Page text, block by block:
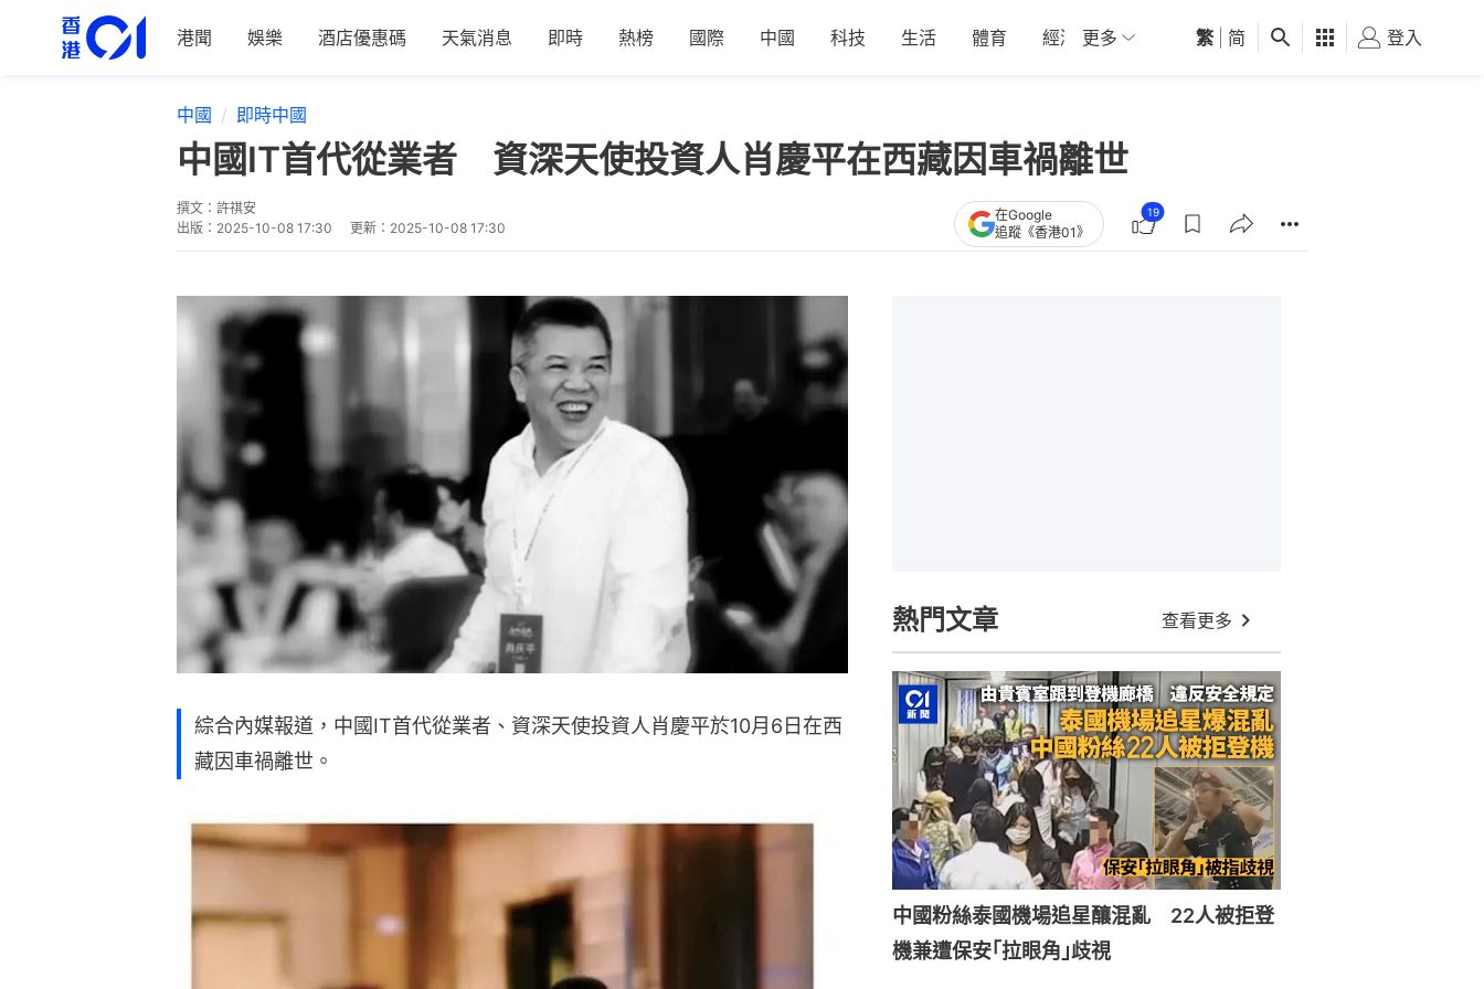
港聞 娛樂 酒店優惠碼 天氣消息 即時 熱榜 國際 中國 科技 生活 體育 經濟 01深圳 觀點 健康 好食玩飛
更多 繁 简 登入
中國 即時中國
中國IT首代從業者 資深天使投資人肖慶平在西藏因車禍離世
撰文： 許祺安
出版： 2025-10-08 17:30 更新： 2025-10-08 17:30
在Google
追蹤《香港01》
19
綜合內媒報道，中國IT首代從業者、資深天使投資人肖慶平於10月6日在西
藏因車禍離世。
熱門文章 查看更多
中國粉絲泰國機場追星釀混亂 22人被拒登
機兼遭保安｢拉眼角｣歧視